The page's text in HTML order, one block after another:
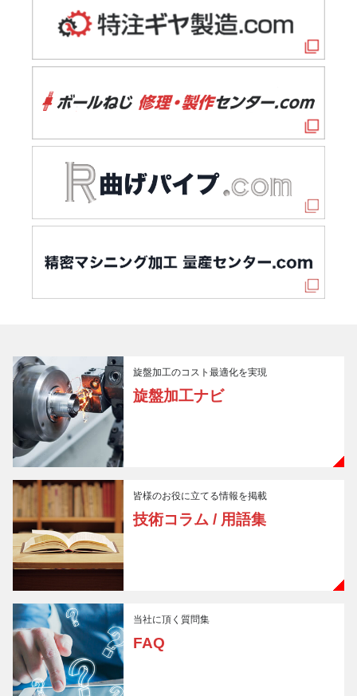
旋盤加工のコスト最適化を実現
旋盤加工ナビ
皆様のお役に立てる情報を掲載
技術コラム / 用語集
当社に頂く質問集
FAQ